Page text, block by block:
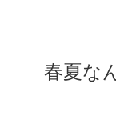
春夏な